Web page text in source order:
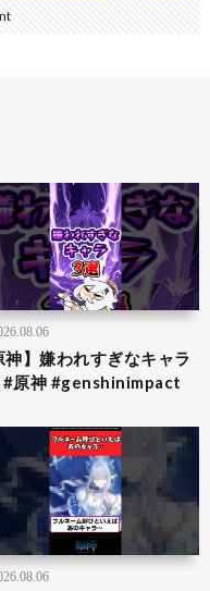
神】嫌われすぎなキャラ
#原神 #genshinimpact